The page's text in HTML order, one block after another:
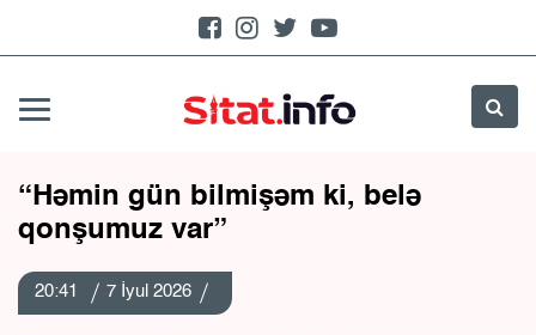
“Həmin gün bilmişəm ki, belə
qonşumuz var”
20:41 7 İyul 2026